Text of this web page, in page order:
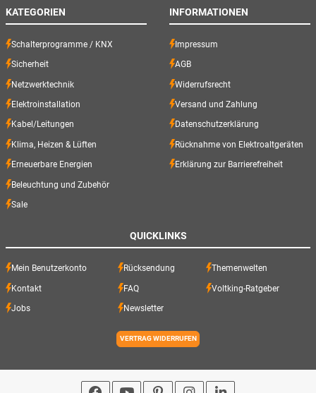
KATEGORIEN
Schalterprogramme / KNX
Sicherheit
Netzwerktechnik
Elektroinstallation
Kabel/Leitungen
Klima, Heizen & Lüften
Erneuerbare Energien
Beleuchtung und Zubehör
Sale
INFORMATIONEN
Impressum
AGB
Widerrufsrecht
Versand und Zahlung
Datenschutzerklärung
Rücknahme von Elektroaltgeräten
Erklärung zur Barrierefreiheit
QUICKLINKS
Mein Benutzerkonto Rücksendung Themenwelten
Kontakt FAQ Voltking-Ratgeber
Jobs Newsletter
VERTRAG WIDERRUFEN